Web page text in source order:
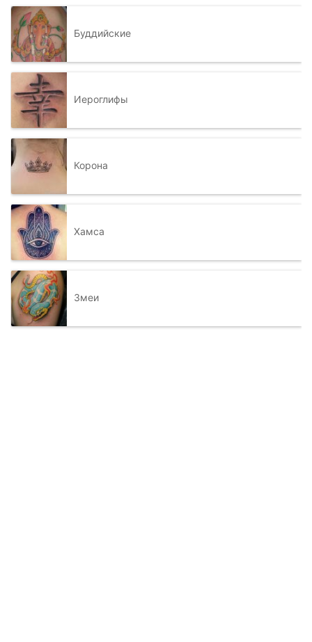
Буддийские
Иероглифы
Корона
Хамса
Змеи